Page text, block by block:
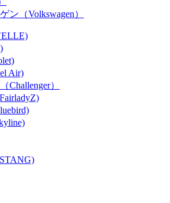
ン（Volkswagen）
Air)
Challenger）